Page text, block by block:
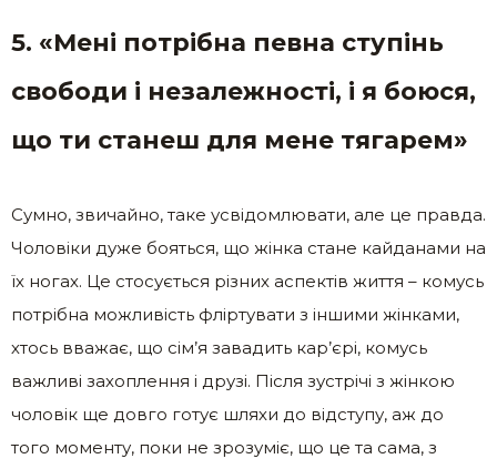
5. «Мені потрібна певна ступінь
свободи і незалежності, і я боюся,
що ти станеш для мене тягарем»
Сумно, звичайно, таке усвідомлювати, але це правда.
Чоловіки дуже бояться, що жінка стане кайданами на
їх ногах. Це стосується різних аспектів життя – комусь
потрібна можливість фліртувати з іншими жінками,
хтось вважає, що сім’я завадить кар’єрі, комусь
важливі захоплення і друзі. Після зустрічі з жінкою
чоловік ще довго готує шляхи до відступу, аж до
того моменту, поки не зрозуміє, що це та сама, з